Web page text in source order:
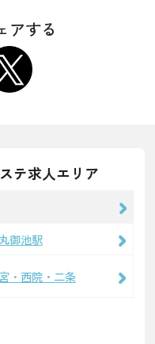
アする
テ求人エリア
御池駅
・西院・二条